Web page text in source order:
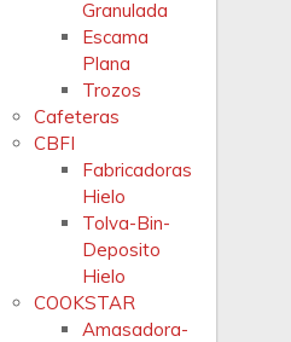
Granulada
Escama
Plana
Trozos
Cafeteras
CBFI
Fabricadoras
Hielo
Tolva-Bin-
Deposito
Hielo
COOKSTAR
Amasadora-